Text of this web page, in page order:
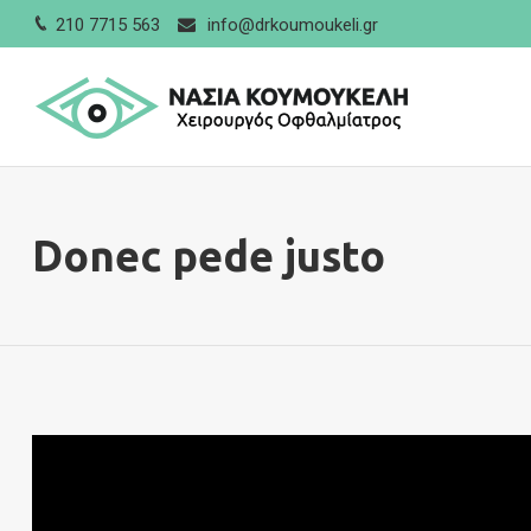
210 7715 563 info@drkoumoukeli.gr
Donec pede justo